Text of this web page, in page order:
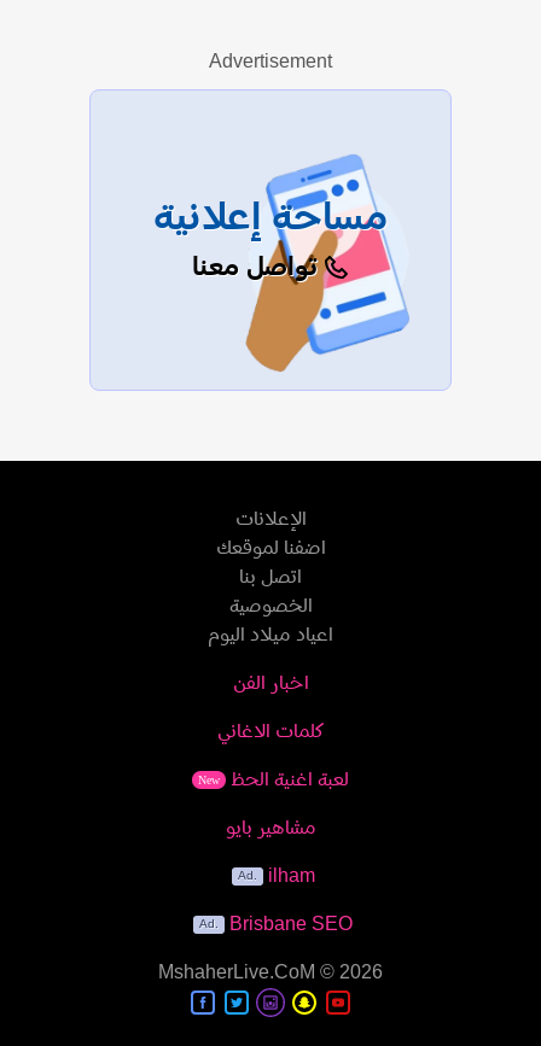
عرض الكل
Advertisement
مساحة إعلانية
تواصل معنا
الإعلانات
اضفنا لموقعك
اتصل بنا
الخصوصية
اعياد ميلاد اليوم
اخبار الفن
كلمات الاغاني
لعبة اغنية الحظ New
مشاهير بايو
ilham
Brisbane SEO
MshaherLive.CoM © 2026